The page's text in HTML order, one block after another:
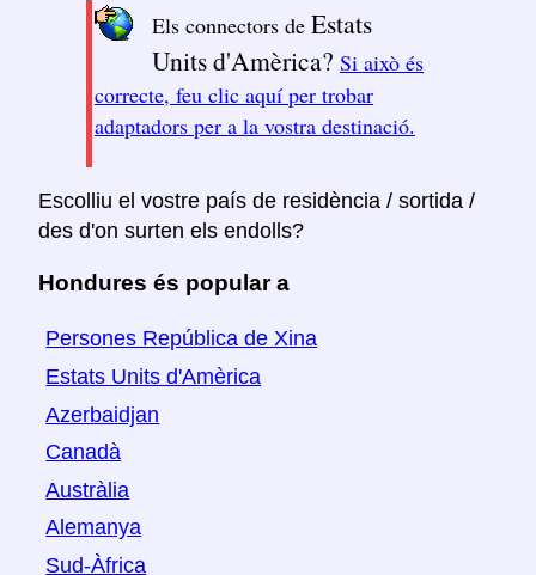
Els connectors de Estats
Units d'Amèrica? Si això és
correcte, feu clic aquí per trobar
adaptadors per a la vostra destinació.
Escolliu el vostre país de residència / sortida /
des d'on surten els endolls?
Hondures és popular a
Persones República de Xina
Estats Units d'Amèrica
Azerbaidjan
Canadà
Austràlia
Alemanya
Sud-Àfrica